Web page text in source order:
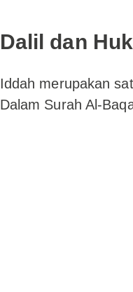
Dalil dan
Iddah merupakan
Dalam Surah Al-